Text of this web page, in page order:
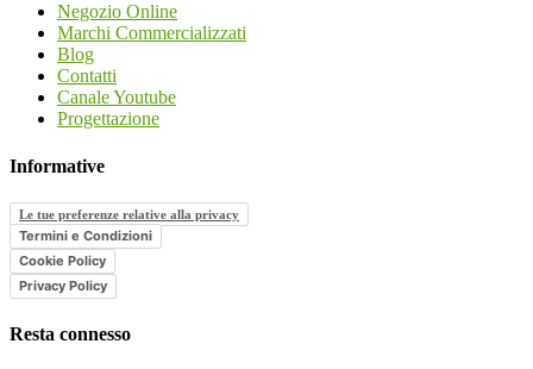
Negozio Online
Marchi Commercializzati
Blog
Contatti
Canale Youtube
Progettazione
Informative
Le tue preferenze relative alla privacy
Termini e Condizioni
Cookie Policy
Privacy Policy
Resta connesso